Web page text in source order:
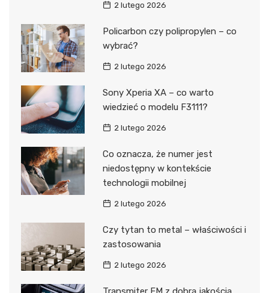
2 lutego 2026
Policarbon czy polipropylen – co
wybrać?
2 lutego 2026
Sony Xperia XA – co warto
wiedzieć o modelu F3111?
2 lutego 2026
Co oznacza, że numer jest
niedostępny w kontekście
technologii mobilnej
2 lutego 2026
Czy tytan to metal – właściwości i
zastosowania
2 lutego 2026